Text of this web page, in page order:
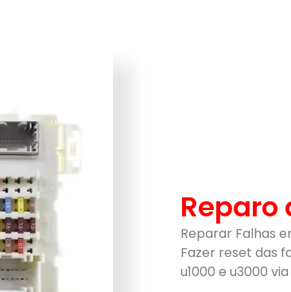
Reparo
Reparar Falhas
Fazer reset das
u1000 e u3000